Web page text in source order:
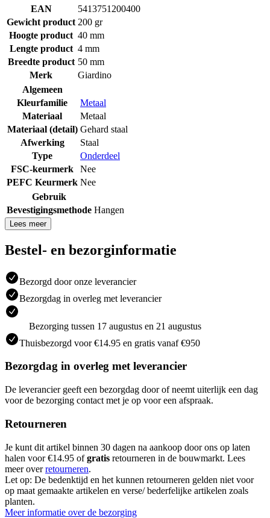
EAN
5413751200400
Gewicht product 200 gr
Hoogte product 40 mm
Lengte product 4 mm
Breedte product 50 mm
Merk
Giardino
Algemeen
Kleurfamilie
Metaal
Materiaal
Metaal
Materiaal (detail) Gehard staal
Afwerking
Staal
Type
Onderdeel
FSC-keurmerk
Nee
PEFC Keurmerk Nee
Gebruik
Bevestigingsmethode Hangen
Lees meer
Bestel- en bezorginformatie
Bezorgd door onze leverancier
Bezorgdag in overleg met leverancier
Bezorging tussen 17 augustus en 21 augustus
Thuisbezorgd voor €14.95 en gratis vanaf €950
Bezorgdag in overleg met leverancier
De leverancier geeft een bezorgdag door of neemt uiterlijk een dag
voor de bezorging contact met je op voor een afspraak.
Retourneren
Je kunt dit artikel binnen 30 dagen na aankoop door ons op laten
halen voor €14.95 ofgratis retourneren in de bouwmarkt. Lees
meer overretourneren.
Let op: De bedenktijd en het kunnen retourneren gelden niet voor
op maat gemaakte artikelen en verse/ bederfelijke artikelen zoals
planten.
Meer informatie over de bezorging